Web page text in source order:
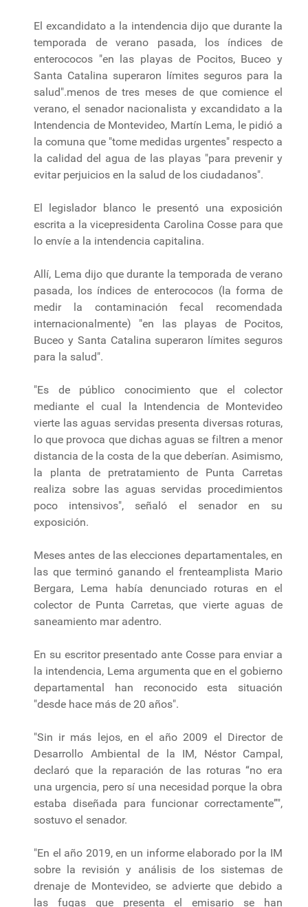
El excandidato a la intendencia dijo que durante la
temporada de verano pasada, los índices de
enterococos "en las playas de Pocitos, Buceo y
Santa Catalina superaron límites seguros para la
salud".menos de tres meses de que comience el
verano, el senador nacionalista y excandidato a la
Intendencia de Montevideo, Martín Lema, le pidió a
la comuna que "tome medidas urgentes" respecto a
la calidad del agua de las playas "para prevenir y
evitar perjuicios en la salud de los ciudadanos".
El legislador blanco le presentó una exposición
escrita a la vicepresidenta Carolina Cosse para que
lo envíe a la intendencia capitalina.
Allí, Lema dijo que durante la temporada de verano
pasada, los índices de enterococos (la forma de
medir la contaminación fecal recomendada
internacionalmente) "en las playas de Pocitos,
Buceo y Santa Catalina superaron límites seguros
para la salud".
"Es de público conocimiento que el colector
mediante el cual la Intendencia de Montevideo
vierte las aguas servidas presenta diversas roturas,
lo que provoca que dichas aguas se filtren a menor
distancia de la costa de la que deberían. Asimismo,
la planta de pretratamiento de Punta Carretas
realiza sobre las aguas servidas procedimientos
poco intensivos", señaló el senador en su
exposición.
Meses antes de las elecciones departamentales, en
las que terminó ganando el frenteamplista Mario
Bergara, Lema había denunciado roturas en el
colector de Punta Carretas, que vierte aguas de
saneamiento mar adentro.
En su escritor presentado ante Cosse para enviar a
la intendencia, Lema argumenta que en el gobierno
departamental han reconocido esta situación
"desde hace más de 20 años".
"Sin ir más lejos, en el año 2009 el Director de
Desarrollo Ambiental de la IM, Néstor Campal,
declaró que la reparación de las roturas “no era
una urgencia, pero sí una necesidad porque la obra
estaba diseñada para funcionar correctamente”",
sostuvo el senador.
"En el año 2019, en un informe elaborado por la IM
sobre la revisión y análisis de los sistemas de
drenaje de Montevideo, se advierte que debido a
las fugas que presenta el emisario se han